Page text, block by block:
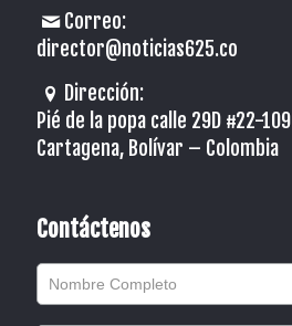
Correo:
director@noticias625.co
Dirección:
Pié de la popa calle 29D #22-109
Cartagena, Bolívar – Colombia
Contáctenos